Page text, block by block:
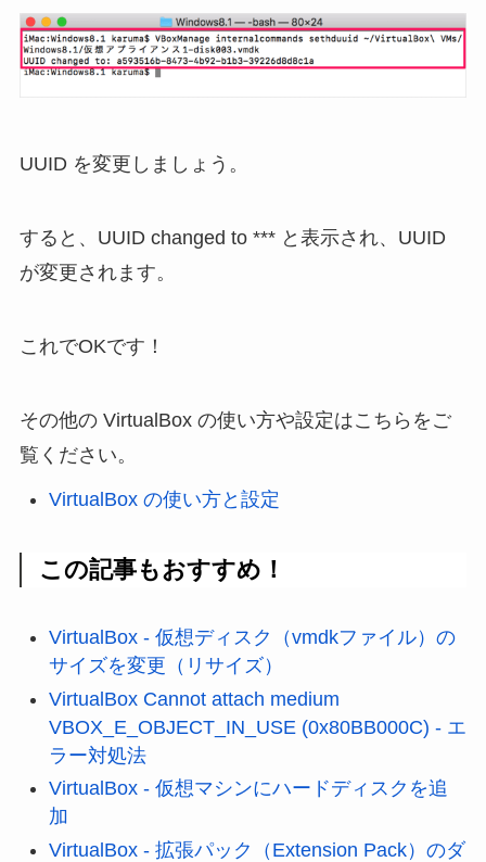
UUID を変更しましょう。
すると、UUID changed to *** と表示され、UUID
が変更されます。
これでOKです！
その他の VirtualBox の使い方や設定はこちらをご
覧ください。
VirtualBox の使い方と設定
この記事もおすすめ！
VirtualBox - 仮想ディスク（vmdkファイル）の
サイズを変更（リサイズ）
VirtualBox Cannot attach medium
VBOX_E_OBJECT_IN_USE (0x80BB000C) - エ
ラー対処法
VirtualBox - 仮想マシンにハードディスクを追
加
VirtualBox - 拡張パック（Extension Pack）のダ